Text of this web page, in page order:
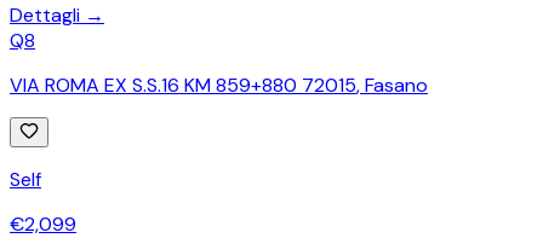
Dettagli →
Q8
VIA ROMA EX S.S.16 KM 859+880 72015,Fasano
Self
€2,099